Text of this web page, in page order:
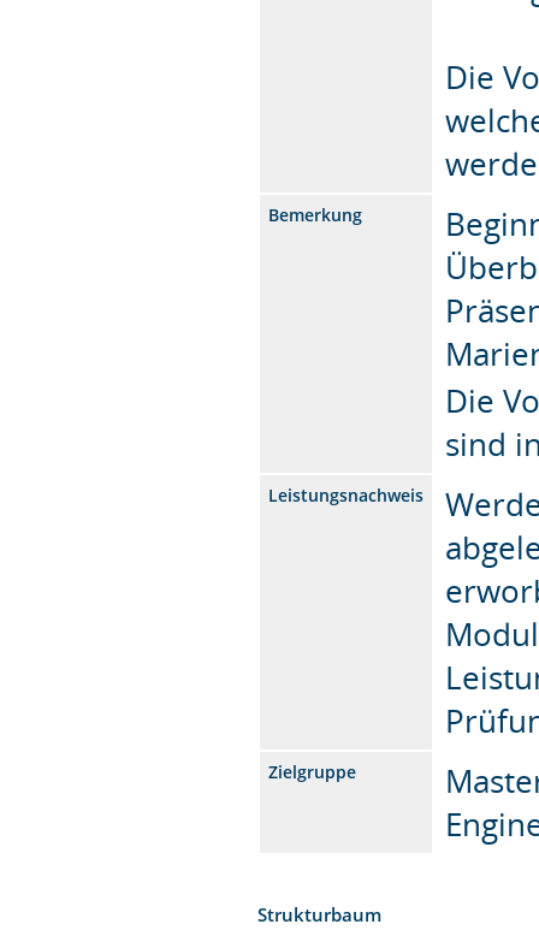
Die
Bemerkung
Die
sind
Leistungsnachweis
Zielgruppe
Strukturbaum